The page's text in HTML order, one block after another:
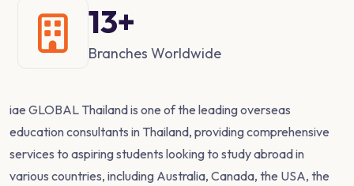
17+
Branches Worldwide
iae GLOBAL Thailand is one of the leading overseas
education consultants in Thailand, providing comprehensive
services to aspiring students looking to study abroad in
various countries, including Australia, Canada, the USA, the